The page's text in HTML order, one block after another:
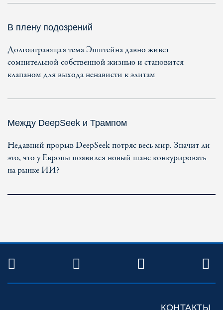
В плену подозрений
Долгоиграющая тема Эпштейна давно живет
сомнительной собственной жизнью и становится
клапаном для выхода ненависти к элитам
Между DeepSeek и Трампом
Недавний прорыв DeepSeek потряс весь мир. Значит ли
это, что у Европы появился новый шанс конкурировать
на рынке ИИ?
TWITTER FACEBOOKYOUTUBE
КОНТАКТЫ